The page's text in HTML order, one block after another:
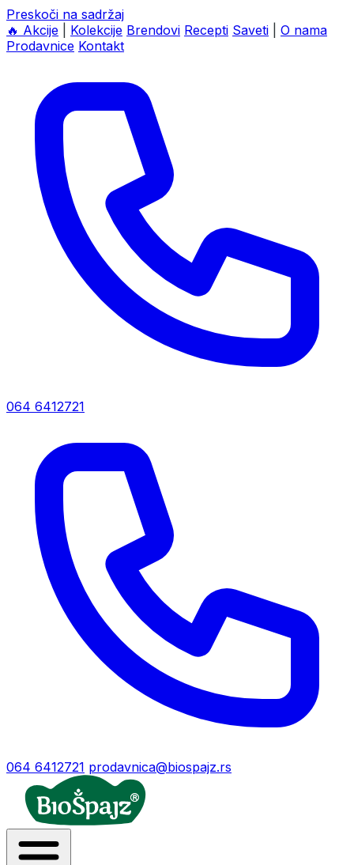
Preskoči na sadržaj
🔥 Akcije Kolekcije Brendovi Recepti Saveti
O nama
Prodavnice Kontakt
064 6412721
064 6412721 prodavnica@biospajz.rs